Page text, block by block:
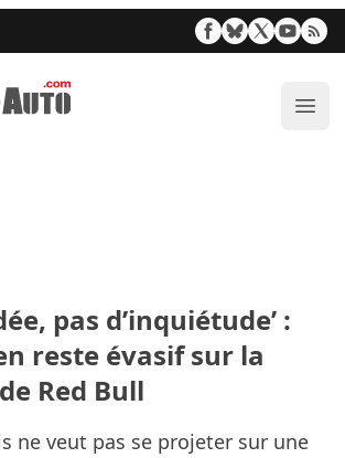
pas d’inquiétude’ :
reste évasif sur la
Red Bull
ne veut pas se projeter sur une